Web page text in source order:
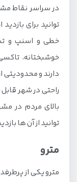
در سراسر نقاط
توانید برای
خطی و اسنپ و
خوشبختانه،
دارند و
راحتی در شهر
بالای مردم در
توانید از آن ها
مترو
مترو یکی از